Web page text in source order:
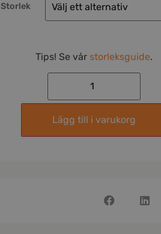
Storlek
Tips! Se vår storleksguide.
Lägg till i varukorg